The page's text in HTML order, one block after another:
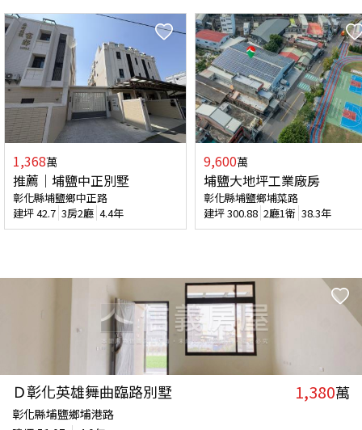
1,368萬
推薦｜埔鹽中正別墅
彰化縣埔鹽鄉中正路
建坪42.7 3房2廳 4.4年
9,600萬
埔鹽大地坪工業廠房
彰化縣埔鹽鄉埔菜路
建坪300.88 2廳1衛 38.3年
Ｄ彰化英雄舞曲臨路別墅 1,380萬
彰化縣埔鹽鄉埔港路